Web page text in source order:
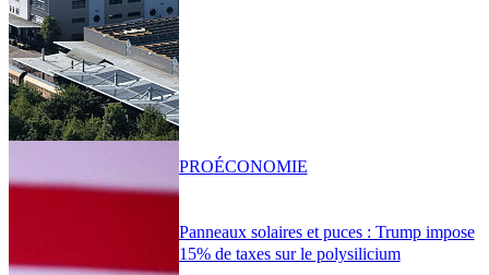
Panneaux solaires et puces : Trump impose
15% de taxes sur le polysilicium
PROÉCONOMIE